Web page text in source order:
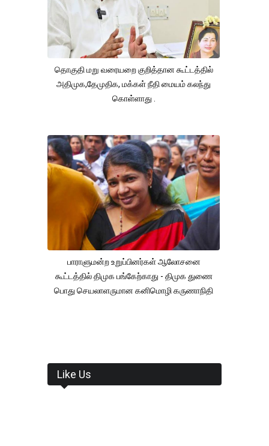
தொகுதி மறு வரையறை குறித்தான கூட்டத்தில்
அதிமுக,தேமுதிக, மக்கள் நீதி மையம் கலந்து
கொள்ளாது .
பாராளுமன்ற உறுப்பினர்கள் ஆலோசனை
கூட்டத்தில் திமுக பங்கேற்காது - திமுக துணை
பொது செயலாளருமான கனிமொழி கருணாநிதி
Like Us